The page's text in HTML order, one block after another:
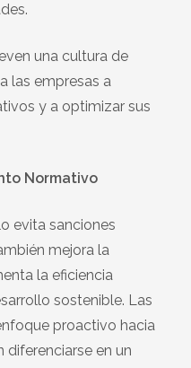
una cultura de
las empresas a
y a optimizar sus
Normativo
evita sanciones
mejora la
la eficiencia
sostenible. Las
proactivo hacia
en un